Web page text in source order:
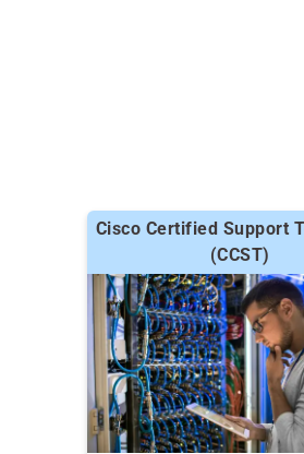
Cisco Certified Support
(CCST)